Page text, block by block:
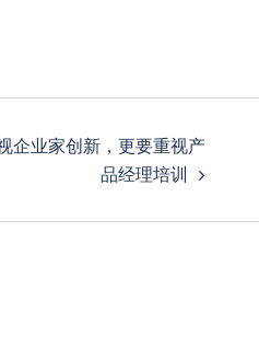
企业家创新，更要重视产
品经理培训